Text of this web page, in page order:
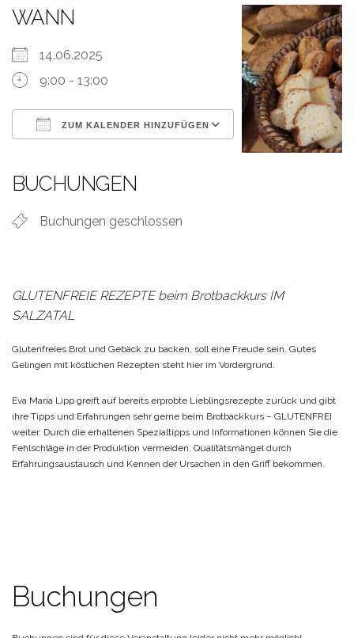
WANN
14.06.2025
9:00 - 13:00
ZUM KALENDER HINZUFÜGEN
Outlook Live
BUCHUNGEN
Buchungen geschlossen
GLUTENFREIE REZEPTE beim Brotbackkurs IM
SALZATAL
Glutenfreies Brot und Gebäck zu backen, soll eine Freude sein. Gutes
Gelingen mit köstlichen Rezepten steht hier im Vordergrund.
Eva Maria Lipp greift auf bereits erprobte Lieblingsrezepte zurück und gibt
ihre Tipps und Erfahrungen sehr gerne beim Brotbackkurs – GLUTENFREI
weiter. Durch die erhaltenen Spezialtipps und Informationen können Sie die
Fehlschläge in der Produktion vermeiden, Qualitätsmängel durch
Erfahrungsaustausch und Kennen der Ursachen in den Griff bekommen.
Buchungen